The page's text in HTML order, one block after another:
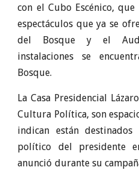
con el Cubo Escénico,
espectáculos que ya se
del Bosque y el
instalaciones se
Bosque.
La Casa Presidencial
Cultura Política, son
indican están
político del presidente
anunció durante su